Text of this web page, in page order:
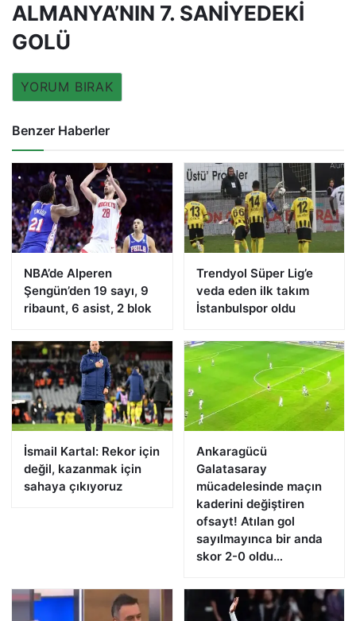
ALMANYA’NIN 7. SANİYEDEKİ
GOLÜ
YORUM BIRAK
Benzer Haberler
NBA’de Alperen
Şengün’den 19 sayı, 9
ribaunt, 6 asist, 2 blok
Trendyol Süper Lig’e
veda eden ilk takım
İstanbulspor oldu
İsmail Kartal: Rekor için
değil, kazanmak için
sahaya çıkıyoruz
Ankaragücü
Galatasaray
mücadelesinde maçın
kaderini değiştiren
ofsayt! Atılan gol
sayılmayınca bir anda
skor 2-0 oldu…